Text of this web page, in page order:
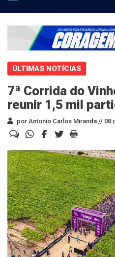
ÚLTIMAS NOTÍCIAS
7ª Corrida do
reunir 1,5 mil
por Antonio Carlos Miranda // 08